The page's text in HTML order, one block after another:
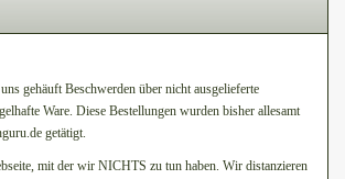
gehäuft Beschwerden über nicht ausgelieferte
Ware. Diese Bestellungen wurden bisher allesamt
getätigt.
mit der wir NICHTS zu tun haben. Wir distanzieren